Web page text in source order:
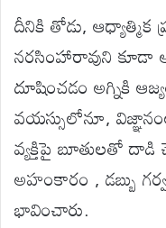
దీనికి తోడు, ఆధ్యాత్మిక
నరసింహారావుని
దూషించడం అగ్నికి
వయస్సులోనూ,
వ్యక్తిపై బూతులతో
అహంకారం , డబ్బు
భావించారు.